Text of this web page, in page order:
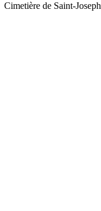
Cimetière de Saint-Joseph